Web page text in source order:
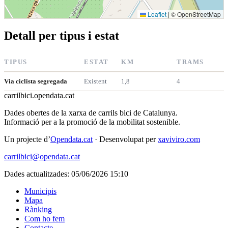
Leaflet | © OpenStreetMap
Detall per tipus i estat
TIPUS ESTAT KM TRAMS
Via ciclista segregada Existent 1,8 4
carrilbici.opendata.cat
Dades obertes de la xarxa de carrils bici de Catalunya.
Informació per a la promoció de la mobilitat sostenible.
Un projecte d’Opendata.cat · Desenvolupat perxaviviro.com
carrilbici@opendata.cat
Dades actualitzades: 05/06/2026 15:10
Municipis
Mapa
Rànking
Com ho fem